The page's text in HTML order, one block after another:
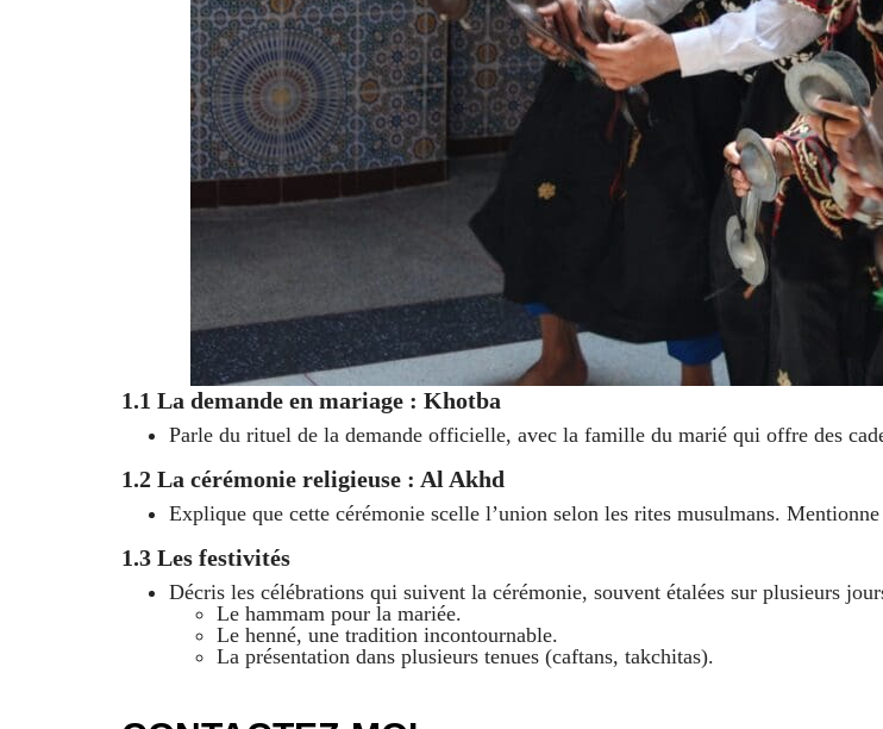
1.1 La demande en mariage : Khotba
Parle du rituel de la demande officielle, avec la famille du marié qui offre des
1.2 La cérémonie religieuse : Al Akhd
Explique que cette cérémonie scelle l’union selon les rites musulmans.
1.3 Les festivités
Décris les célébrations qui suivent la cérémonie, souvent étalées sur plusieurs
Le hammam pour la mariée.
Le henné, une tradition incontournable.
La présentation dans plusieurs tenues (caftans, takchitas).